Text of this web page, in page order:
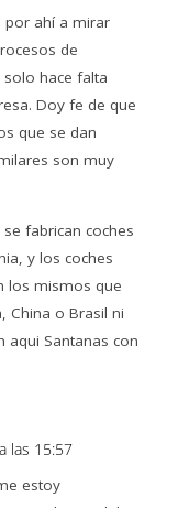
por ahí a mirar
de
hace falta
Doy fe de que
que se dan
son muy
fabrican coches
y los coches
los mismos que
China o Brasil ni
aqui Santanas con
las 15:57
estoy